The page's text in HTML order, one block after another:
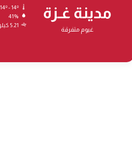
مدينة غـزة
غيوم متفرقة
41%
5.21 كيلومتر/ساعة